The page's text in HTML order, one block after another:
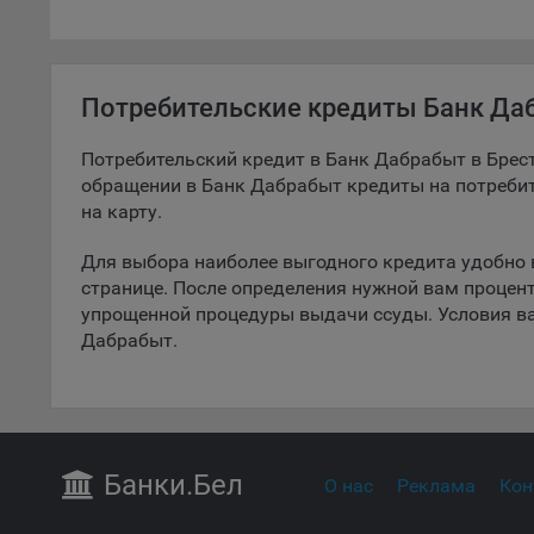
9.3.
9.4.
для
Потребительские кредиты Банк
Потребительский кредит в Банк Дабрабыт в
обращении в Банк Дабрабыт кредиты на
на карту.
Для выбора наиболее выгодного кредита
странице. После определения нужной вам
упрощенной процедуры выдачи ссуды. Условия
Дабрабыт.
Банки.Бел О нас Реклама